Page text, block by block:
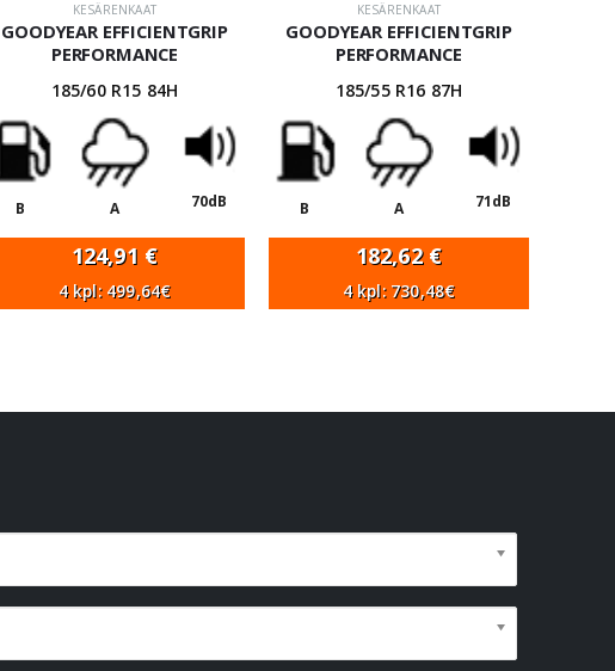
KESÄRENKAAT
GOODYEAR EFFICIENTGRIP
PERFORMANCE
185/60 R15 84H
B A 70dB
124,91 €
4 kpl: 499,64€
KESÄRENKAAT
GOODYEAR EFFICIENTGRIP
PERFORMANCE
185/55 R16 87H
B A 71dB
182,62 €
4 kpl: 730,48€